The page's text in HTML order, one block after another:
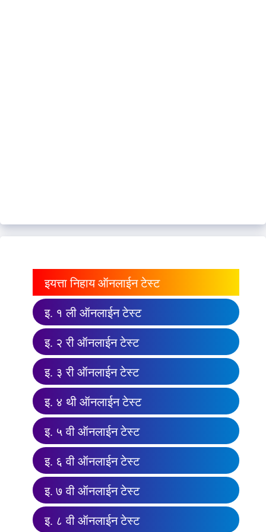
इयत्ता निहाय ऑनलाईन टेस्ट
इ. १ ली ऑनलाईन टेस्ट
इ. २ री ऑनलाईन टेस्ट
इ. ३ री ऑनलाईन टेस्ट
इ. ४ थी ऑनलाईन टेस्ट
इ. ५ वी ऑनलाईन टेस्ट
इ. ६ वी ऑनलाईन टेस्ट
इ. ७ वी ऑनलाईन टेस्ट
इ. ८ वी ऑनलाईन टेस्ट